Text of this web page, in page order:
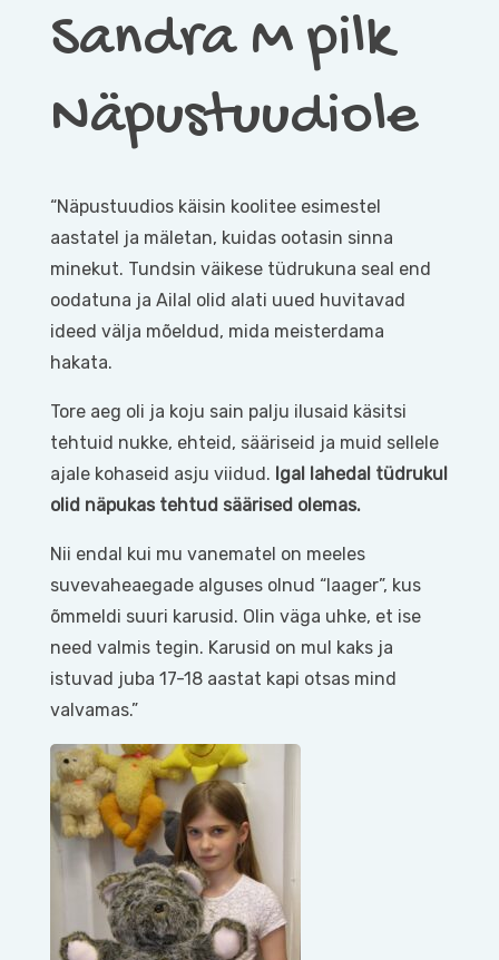
Sandra M pilk
Näpustuudiole
“Näpustuudios käisin koolitee esimestel
aastatel ja mäletan, kuidas ootasin sinna
minekut. Tundsin väikese tüdrukuna seal end
oodatuna ja Ailal olid alati uued huvitavad
ideed välja mõeldud, mida meisterdama
hakata.
Tore aeg oli ja koju sain palju ilusaid käsitsi
tehtuid nukke, ehteid, sääriseid ja muid sellele
ajale kohaseid asju viidud. Igal lahedal tüdrukul
olid näpukas tehtud säärised olemas.
Nii endal kui mu vanematel on meeles
suvevaheaegade alguses olnud “laager”, kus
õmmeldi suuri karusid. Olin väga uhke, et ise
need valmis tegin. Karusid on mul kaks ja
istuvad juba 17-18 aastat kapi otsas mind
valvamas.”